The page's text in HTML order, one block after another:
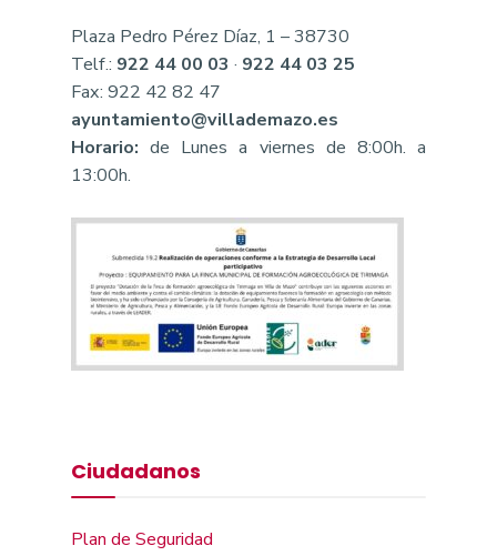
Plaza Pedro Pérez Díaz, 1 – 38730
Telf.: 922 44 00 03 · 922 44 03 25
Fax: 922 42 82 47
ayuntamiento@villademazo.es
Horario: de Lunes a viernes de 8:00h. a
13:00h.
Ciudadanos
Plan de Seguridad